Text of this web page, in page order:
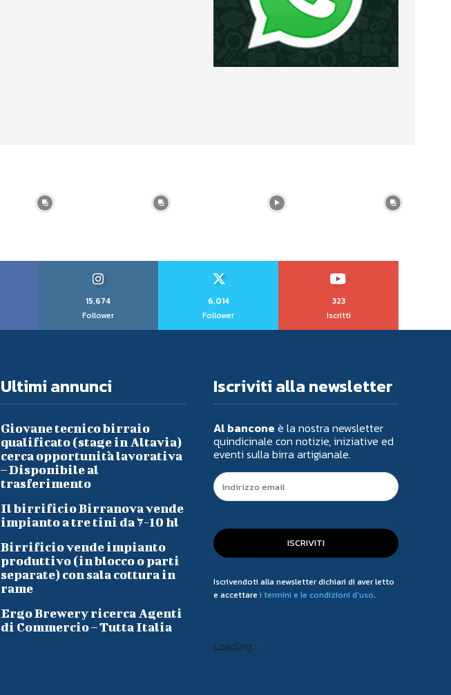
15,674
Follower
6,014
Follower
323
Iscritti
Ultimi annunci
Giovane tecnico birraio
qualificato (stage in Altavia)
cerca opportunità lavorativa
– Disponibile al
trasferimento
Il birrificio Birranova vende
impianto a tre tini da 7-10 hl
Birrificio vende impianto
produttivo (in blocco o parti
separate) con sala cottura in
rame
Ergo Brewery ricerca Agenti
di Commercio – Tutta Italia
Iscriviti alla newsletter
Al bancone è la nostra newsletter
quindicinale con notizie, iniziative ed
eventi sulla birra artigianale.
ISCRIVITI
Iscrivendoti alla newsletter dichiari di aver letto
e accettare i termini e le condizioni d'uso.
Loading...